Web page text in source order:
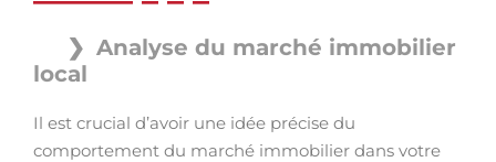
Analyse du marché immobilier
local
Il est crucial d’avoir une idée précise du
comportement du marché immobilier dans votre